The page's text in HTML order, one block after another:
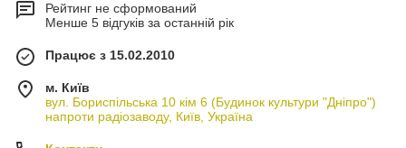
Рейтинг не сформований
Менше 5 відгуків за останній рік
Працює з 15.02.2010
м. Київ
вул. Бориспільська 10 кім 6 (Будинок культури "Дніпро")
напроти радіозаводу, Київ, Україна